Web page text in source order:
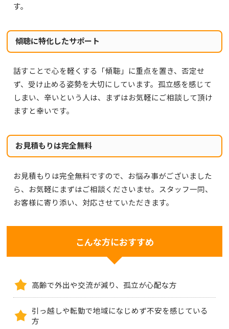
す。
傾聴に特化したサポート
話すことで心を軽くする「傾聴」に重点を置き、否定せ
ず、受け止める姿勢を大切にしています。孤立感を感じて
しまい、辛いという人は、まずはお気軽にご相談して頂け
ますと幸いです。
お見積もりは完全無料
お見積もりは完全無料ですので、お悩み事がございました
ら、お気軽にまずはご相談くださいませ。スタッフ一同、
お客様に寄り添い、対応させていただきます。
こんな方におすすめ
高齢で外出や交流が減り、孤立が心配な方
引っ越しや転勤で地域になじめず不安を感じている
方